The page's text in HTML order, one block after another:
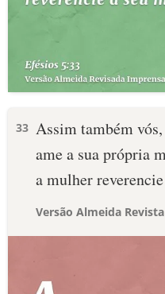
33 Assim também
ame a sua própria
a mulher
Versão Almeida